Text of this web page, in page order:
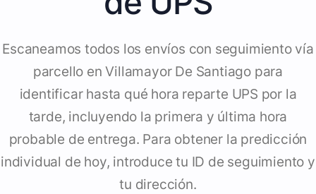
Escaneamos todos los envíos con seguimiento vía
parcello en Villamayor De Santiago para
identificar hasta qué hora reparte UPS por la
tarde, incluyendo la primera y última hora
probable de entrega. Para obtener la predicción
individual de hoy, introduce tu ID de seguimiento y
tu dirección.